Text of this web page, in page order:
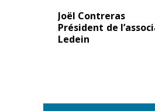
Joël Contreras
Président de
Ledein